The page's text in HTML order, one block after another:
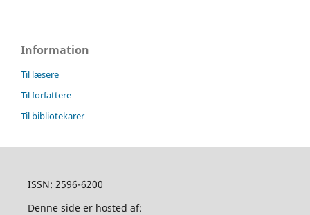
Information
Til læsere
Til forfattere
Til bibliotekarer
ISSN: 2596-6200
Denne side er hosted af: